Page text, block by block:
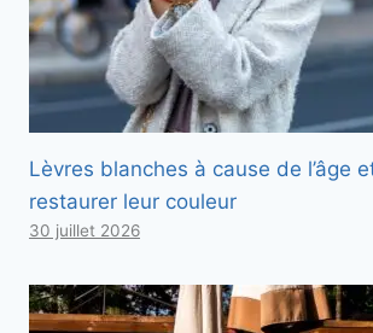
Lèvres blanches à cause de l’âge
restaurer leur couleur
30 juillet 2026